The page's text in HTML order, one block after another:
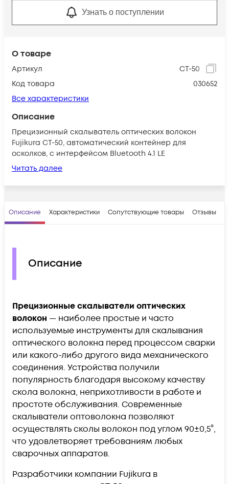
О товаре
Артикул
CT-50
Код товара
030652
Все характеристики
Описание
Прецизионный скалыватель оптических волокон
Fujikura CT-50, автоматический контейнер для
осколков, с интерфейсом Bluetooth 4.1 LE
Читать далее
Узнать о поступлении
Описание Характеристики Сопутствующие товары Отзывы
Описание
Прецизионные скалыватели оптических
волокон — наиболее простые и часто
используемые инструменты для скалывания
оптического волокна перед процессом сварки
или какого-либо другого вида механического
соединения. Устройства получили
популярность благодаря высокому качеству
скола волокна, неприхотливости в работе и
простоте обслуживания. Современные
скалыватели оптоволокна позволяют
осуществлять сколы волокон под углом 90±0,5°,
что удовлетворяет требованиям любых
сварочных аппаратов.
Разработчики компании Fujikura в